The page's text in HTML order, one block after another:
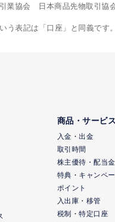
協会 日本商品先物取引
表記は「口座」と同義です
商品・サービス
入金・出金
取引時間
株主優待・配当金
特典・キャンペ
ポイント
入出庫・移管
税制・特定口座